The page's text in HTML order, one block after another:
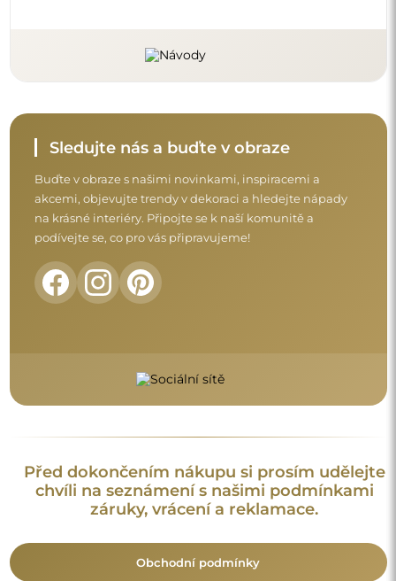
Sledujte nás a buďte v obraze
Buďte v obraze s našimi novinkami, inspiracemi a
akcemi, objevujte trendy v dekoraci a hledejte nápady
na krásné interiéry. Připojte se k naší komunitě a
podívejte se, co pro vás připravujeme!
Před dokončením nákupu si prosím udělejte
chvíli na seznámení s našimi podmínkami
záruky, vrácení a reklamace.
Obchodní podmínky